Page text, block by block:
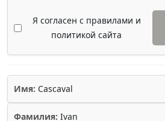
Я согласен с правилами и
политикой сайта
Имя: Cascaval
Фамилия: Ivan